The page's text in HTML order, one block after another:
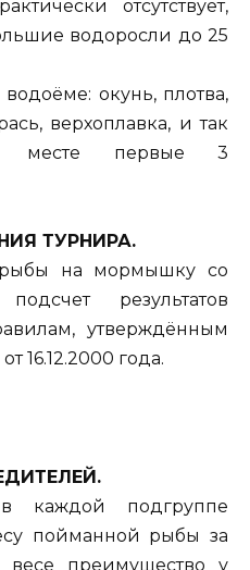
отсутствует,
водоросли до 25
окунь, плотва,
верхоплавка, и так
месте первые 3
ТУРНИРА.
рыбы на мормышку со
результатов
утверждённым
16.12.2000 года.
каждой подгруппе
пойманной рыбы за
преимущество у